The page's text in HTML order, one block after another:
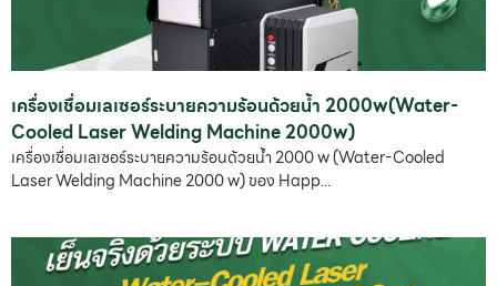
เครื่องเชื่อมเลเซอร์ระบายความร้อนด้วยน้ำ 2000w(Water-
Cooled Laser Welding Machine 2000w)
เครื่องเชื่อมเลเซอร์ระบายความร้อนด้วยน้ำ 2000 w (Water-Cooled
Laser Welding Machine 2000 w) ของ Happ...